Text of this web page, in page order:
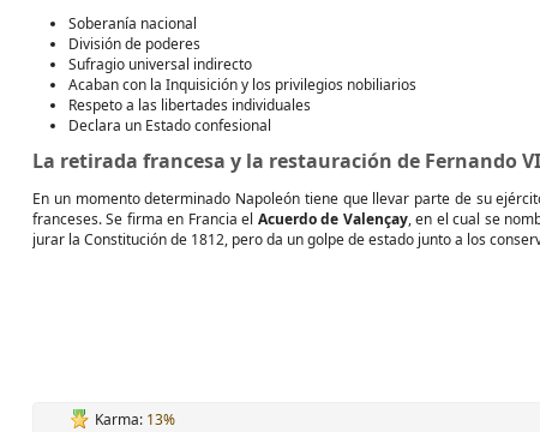
Soberanía nacional
División de poderes
Sufragio universal indirecto
Acaban con la Inquisición y los privilegios nobiliarios
Respeto a las libertades individuales
Declara un Estado confesional
La retirada francesa y la restauración de Fernando
En un momento determinado Napoleón tiene que llevar parte de su
franceses. Se firma en Francia el Acuerdo de Valençay, en el cual se
jurar la Constitución de 1812, pero da un golpe de estado junto a los
Karma: 13%